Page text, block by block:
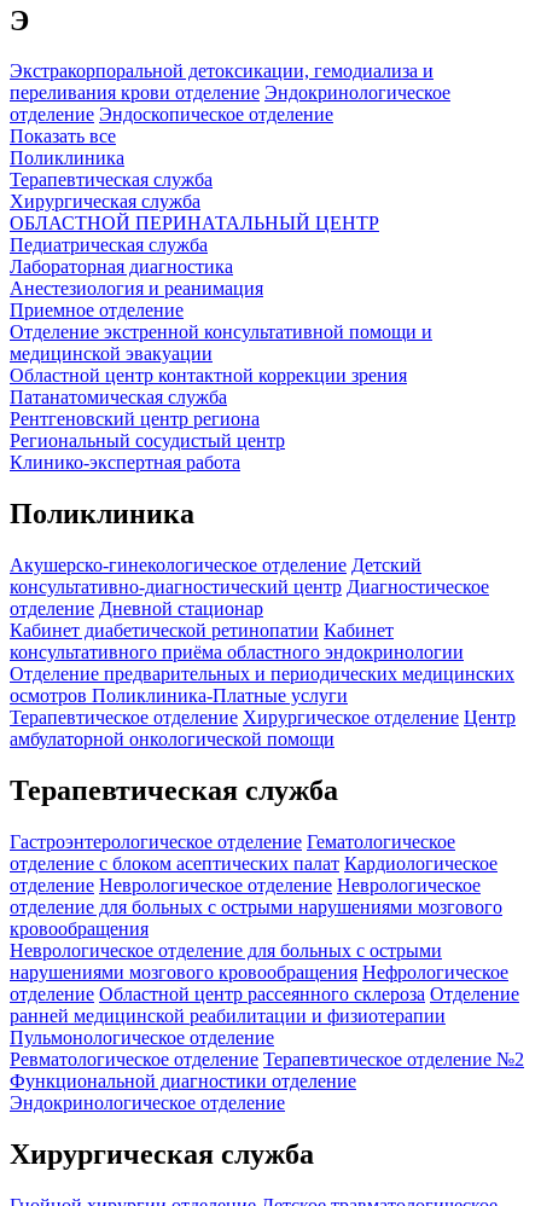
Э
Экстракорпоральной детоксикации, гемодиализа и
переливания крови отделение Эндокринологическое
отделение Эндоскопическое отделение
Показать все
Поликлиника
Терапевтическая служба
Хирургическая служба
ОБЛАСТНОЙ ПЕРИНАТАЛЬНЫЙ ЦЕНТР
Педиатрическая служба
Лабораторная диагностика
Анестезиология и реанимация
Приемное отделение
Отделение экстренной консультативной помощи и
медицинской эвакуации
Областной центр контактной коррекции зрения
Патанатомическая служба
Рентгеновский центр региона
Региональный сосудистый центр
Клинико-экспертная работа
Поликлиника
Акушерско-гинекологическое отделение Детский
консультативно-диагностический центр Диагностическое
отделение Дневной стационар
Кабинет диабетической ретинопатии Кабинет
консультативного приёма областного эндокринологии
Отделение предварительных и периодических медицинских
осмотров Поликлиника-Платные услуги
Терапевтическое отделение Хирургическое отделение Центр
амбулаторной онкологической помощи
Терапевтическая служба
Гастроэнтерологическое отделение Гематологическое
отделение c блоком асептических палат Кардиологическое
отделение Неврологическое отделение Неврологическое
отделение для больных с острыми нарушениями мозгового
кровообращения
Неврологическое отделение для больных с острыми
нарушениями мозгового кровообращения Нефрологическое
отделение Областной центр рассеянного склероза Отделение
ранней медицинской реабилитации и физиотерапии
Пульмонологическое отделение
Ревматологическое отделение Терапевтическое отделение №2
Функциональной диагностики отделение
Эндокринологическое отделение
Хирургическая служба